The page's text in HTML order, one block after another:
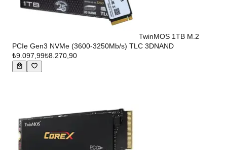
TwinMOS 1TB M.2
PCIe Gen3 NVMe (3600-3250Mb/s) TLC 3DNAND
₺9.097,99₺8.270,90